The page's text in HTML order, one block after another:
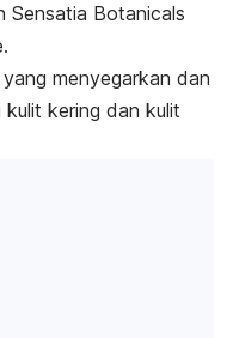
Sensatia Botanicals
menyegarkan dan
kulit kering dan kulit